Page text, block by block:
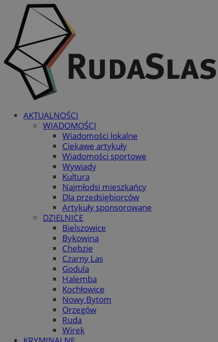
AKTUALNOŚCI
WIADOMOŚCI
Wiadomości lokalne
Ciekawe artykuły
Wiadomości sportowe
Wywiady
Kultura
Najmłodsi mieszkańcy
Dla przedsiębiorców
Artykuły sponsorowane
DZIELNICE
Bielszowice
Bykowina
Chebzie
Czarny Las
Godula
Halemba
Kochłowice
Nowy Bytom
Orzegów
Ruda
Wirek